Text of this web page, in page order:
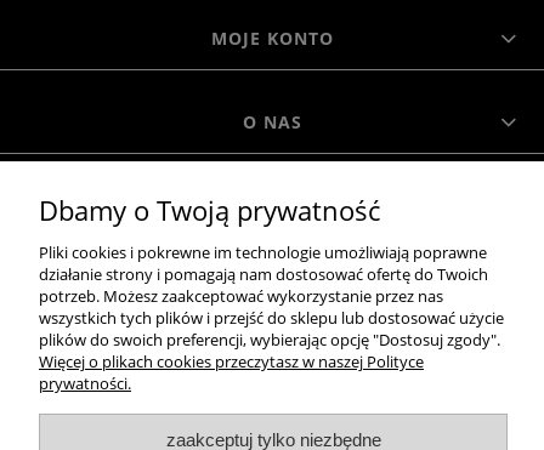
MOJE KONTO
O NAS
MOROWO
WSZELKIE PRAWA ZASTRZEŻONE MOROWO © 2018
realizacja:
pokaż pełną wersję strony
Dbamy o Twoją prywatność
Pliki cookies i pokrewne im technologie umożliwiają poprawne
działanie strony i pomagają nam dostosować ofertę do Twoich
potrzeb. Możesz zaakceptować wykorzystanie przez nas
wszystkich tych plików i przejść do sklepu lub dostosować użycie
plików do swoich preferencji, wybierając opcję "Dostosuj zgody".
Więcej o plikach cookies przeczytasz w naszej Polityce
prywatności.
zaakceptuj tylko niezbędne